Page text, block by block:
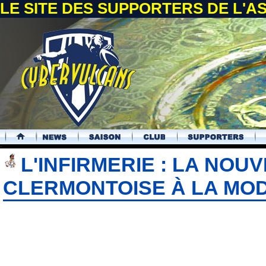
LE SITE DES SUPPORTERS DE
.
L'INFIRMERIE : LA
CLERMONTOISE À LA